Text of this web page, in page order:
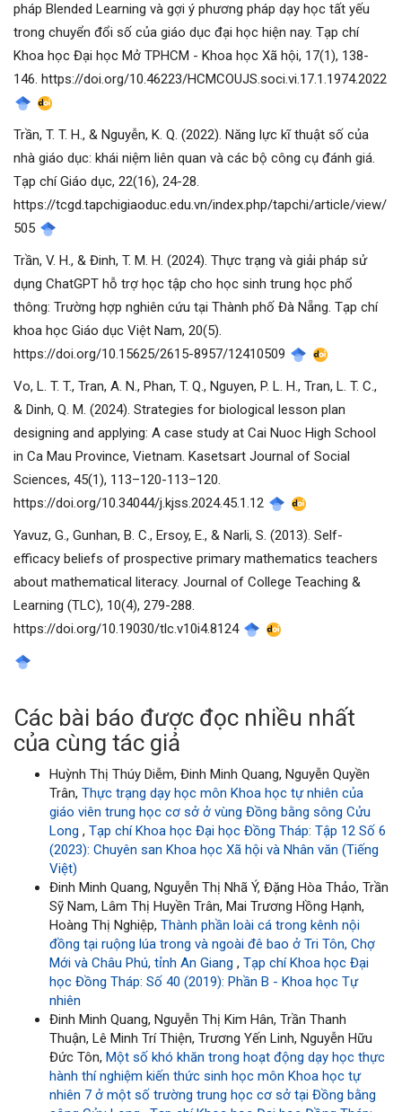
pháp Blended Learning và gợi ý phương pháp dạy học tất yếu
trong chuyển đổi số của giáo dục đại học hiện nay. Tạp chí
Khoa học Đại học Mở TPHCM - Khoa học Xã hội, 17(1), 138-
146. https://doi.org/10.46223/HCMCOUJS.soci.vi.17.1.1974.2022
Trần, T. T. H., & Nguyễn, K. Q. (2022). Năng lực kĩ thuật số của
nhà giáo dục: khái niệm liên quan và các bộ công cụ đánh giá.
Tạp chí Giáo dục, 22(16), 24-28.
https://tcgd.tapchigiaoduc.edu.vn/index.php/tapchi/article/view/
505
Trần, V. H., & Đinh, T. M. H. (2024). Thực trạng và giải pháp sử
dụng ChatGPT hỗ trợ học tập cho học sinh trung học phổ
thông: Trường hợp nghiên cứu tại Thành phố Đà Nẵng. Tạp chí
khoa học Giáo dục Việt Nam, 20(5).
https://doi.org/10.15625/2615-8957/12410509
Vo, L. T. T., Tran, A. N., Phan, T. Q., Nguyen, P. L. H., Tran, L. T. C.,
& Dinh, Q. M. (2024). Strategies for biological lesson plan
designing and applying: A case study at Cai Nuoc High School
in Ca Mau Province, Vietnam. Kasetsart Journal of Social
Sciences, 45(1), 113–120-113–120.
https://doi.org/10.34044/j.kjss.2024.45.1.12
Yavuz, G., Gunhan, B. C., Ersoy, E., & Narli, S. (2013). Self-
efficacy beliefs of prospective primary mathematics teachers
about mathematical literacy. Journal of College Teaching &
Learning (TLC), 10(4), 279-288.
https://doi.org/10.19030/tlc.v10i4.8124
Các bài báo được đọc nhiều nhất
của cùng tác giả
Huỳnh Thị Thúy Diễm, Đinh Minh Quang, Nguyễn Quyền
Trân, Thực trạng dạy học môn Khoa học tự nhiên của
giáo viên trung học cơ sở ở vùng Đồng bằng sông Cửu
Long , Tạp chí Khoa học Đại học Đồng Tháp: Tập 12 Số 6
(2023): Chuyên san Khoa học Xã hội và Nhân văn (Tiếng
Việt)
Đinh Minh Quang, Nguyễn Thị Nhã Ý, Đặng Hòa Thảo, Trần
Sỹ Nam, Lâm Thị Huyền Trân, Mai Trương Hồng Hạnh,
Hoàng Thị Nghiệp, Thành phần loài cá trong kênh nội
đồng tại ruộng lúa trong và ngoài đê bao ở Tri Tôn, Chợ
Mới và Châu Phú, tỉnh An Giang , Tạp chí Khoa học Đại
học Đồng Tháp: Số 40 (2019): Phần B - Khoa học Tự
nhiên
Đinh Minh Quang, Nguyễn Thị Kim Hân, Trần Thanh
Thuận, Lê Minh Trí Thiện, Trương Yến Linh, Nguyễn Hữu
Đức Tôn, Một số khó khăn trong hoạt động dạy học thực
hành thí nghiệm kiến thức sinh học môn Khoa học tự
nhiên 7 ở một số trường trung học cơ sở tại Đồng bằng